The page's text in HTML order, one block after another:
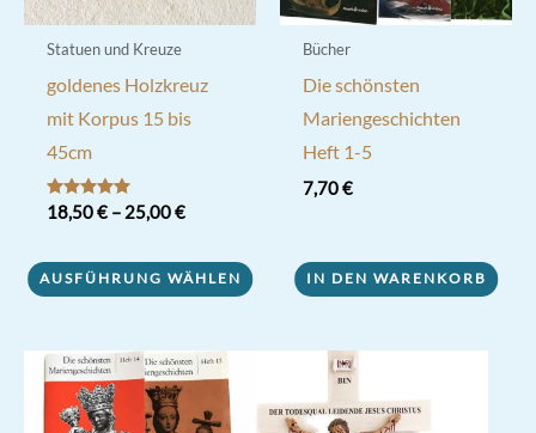
Statuen und Kreuze
goldenes Holzkreuz
mit Korpus 15 bis
45cm
Bewertet mit
5.00
18,50€– 25,00€
AUSFÜHRUNG WÄHLEN
Produkt
mehrere
Varianten
auf.
Bücher
Die schönsten
Mariengeschichten
Heft 1-5
7,70€
IN DEN WARENKORB